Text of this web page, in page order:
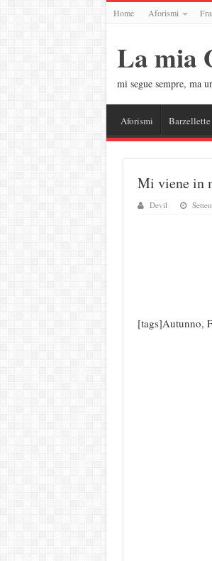
Home Aforismi
La mia
mi segue sempre, ma
Aforismi Barzellette
Mi viene in
Devil
[tags]Autunno,